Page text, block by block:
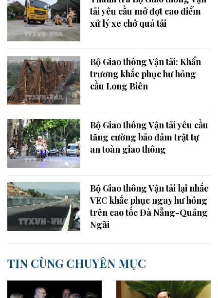
tải yêu cầu mở đợt cao điểm
xử lý xe chở quá tải
Bộ Giao thông Vận tải: Khẩn
trương khắc phục hư hỏng
cầu Long Biên
Bộ Giao thông Vận tải yêu cầu
tăng cường bảo đảm trật tự
an toàn giao thông
Bộ Giao thông Vận tải lại nhắc
VEC khắc phục ngay hư hỏng
trên cao tốc Đà Nẵng-Quảng
Ngãi
TIN CÙNG CHUYÊN MỤC